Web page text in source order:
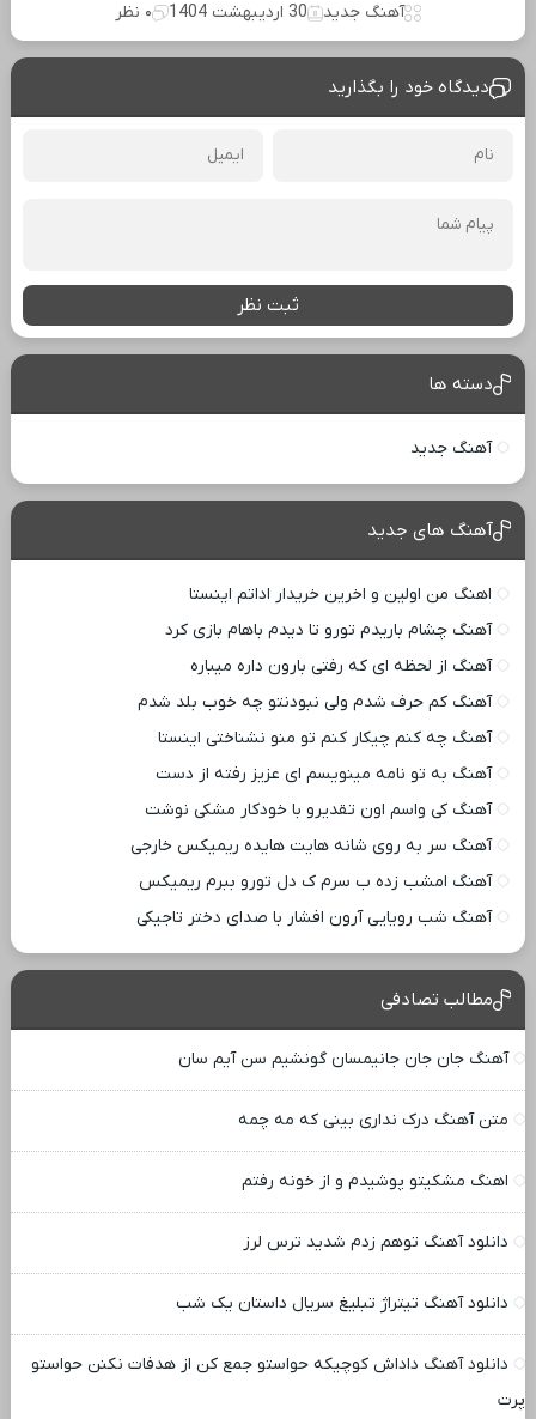
آهنگ جدید 30 اردیبهشت 1404 ۰ نظر
دیدگاه خود را بگذارید
ثبت نظر
دسته ها
آهنگ جدید
آهنگ های جدید
اهنگ من اولین و اخرین خریدار اداتم اینستا
آهنگ چشام باریدم تورو تا دیدم باهام بازی کرد
آهنگ از لحظه ای که رفتی بارون داره میباره
آهنگ کم حرف شدم ولی نبودنتو چه خوب بلد شدم
آهنگ چه کنم چیکار کنم تو منو نشناختی اینستا
آهنگ به تو نامه مینویسم ای عزیز رفته از دست
آهنگ کی واسم اون تقدیرو با خودکار مشکی نوشت
آهنگ سر به روی شانه هایت هایده ریمیکس خارجی
آهنگ امشب زده ب سرم ک دل تورو ببرم ریمیکس
آهنگ شب رویایی آرون افشار با صدای دختر تاجیکی
مطالب تصادفی
آهنگ جان جان جانیمسان گونشیم سن آیم سان
متن آهنگ درک نداری بینی که مه چمه
اهنگ مشکیتو پوشیدم و از خونه رفتم
دانلود آهنگ توهم زدم شدید ترس لرز
دانلود آهنگ تیتراژ تبلیغ سریال داستان یک شب
دانلود آهنگ داداش کوچیکه حواستو جمع کن از هدفات نکنن حواستو
پرت